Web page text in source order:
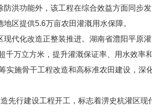
洪功能外，该工程在综合效益方面同步
区提供5.6万亩农田灌溉用水保障。
代化改造正整装推进。湖南省澧阳平原
千万立方米，提升灌溉保证率、用水效
实施骨干工程改造和高标准农田建设，
先行建设工程开工，标志着淠史杭灌区现